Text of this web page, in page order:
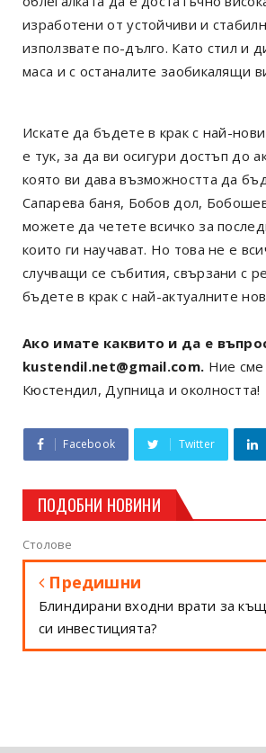
изработени от устойчиви и
използвате по-дълго. Като стил и
маса и с останалите заобикалящи
Искате да бъдете в крак с най-
е тук, за да ви осигури достъп до
която ви дава възможността да
Сапарева баня, Бобов дол,
можете да четете всичко за
които ги научават. Но това не е
случващи се събития, свързани с
бъдете в крак с най-актуалните
Ако имате каквито и да е
kustendil.net@gmail.com. Ние сме
Кюстендил, Дупница и околността!
Facebook Twitter
ПОДОБНИ НОВИНИ
Столове
Предишни
Блиндирани входни врати за
си инвестицията?